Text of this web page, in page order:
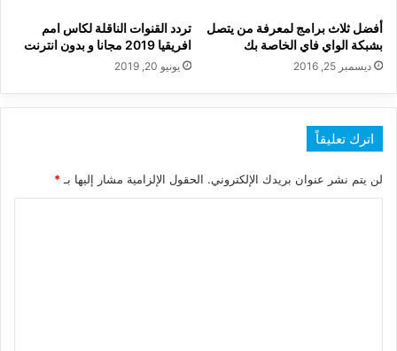
أفضل ثلاث برامج لمعرفة من يتصل
بشبكة الواي فاي الخاصة بك
ديسمبر 25, 2016
تردد القنوات الناقلة لكاس امم
افريقيا 2019 مجانا و بدون انترنت
يونيو 20, 2019
اترك تعليقاً
لن يتم نشر عنوان بريدك الإلكتروني. الحقول الإلزامية مشار إليها بـ *